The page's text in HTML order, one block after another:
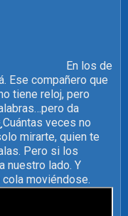
En los de
Ese compañero que
tiene reloj, pero
da
veces no
mirarte, quien te
Pero si los
nuestro lado. Y
moviéndose.